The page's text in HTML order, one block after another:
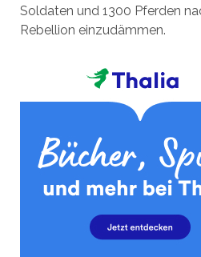
Soldaten und 1300 Pferden
Rebellion einzudämmen.